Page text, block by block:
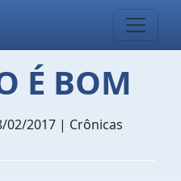
É BOM
02/2017 | Crônicas